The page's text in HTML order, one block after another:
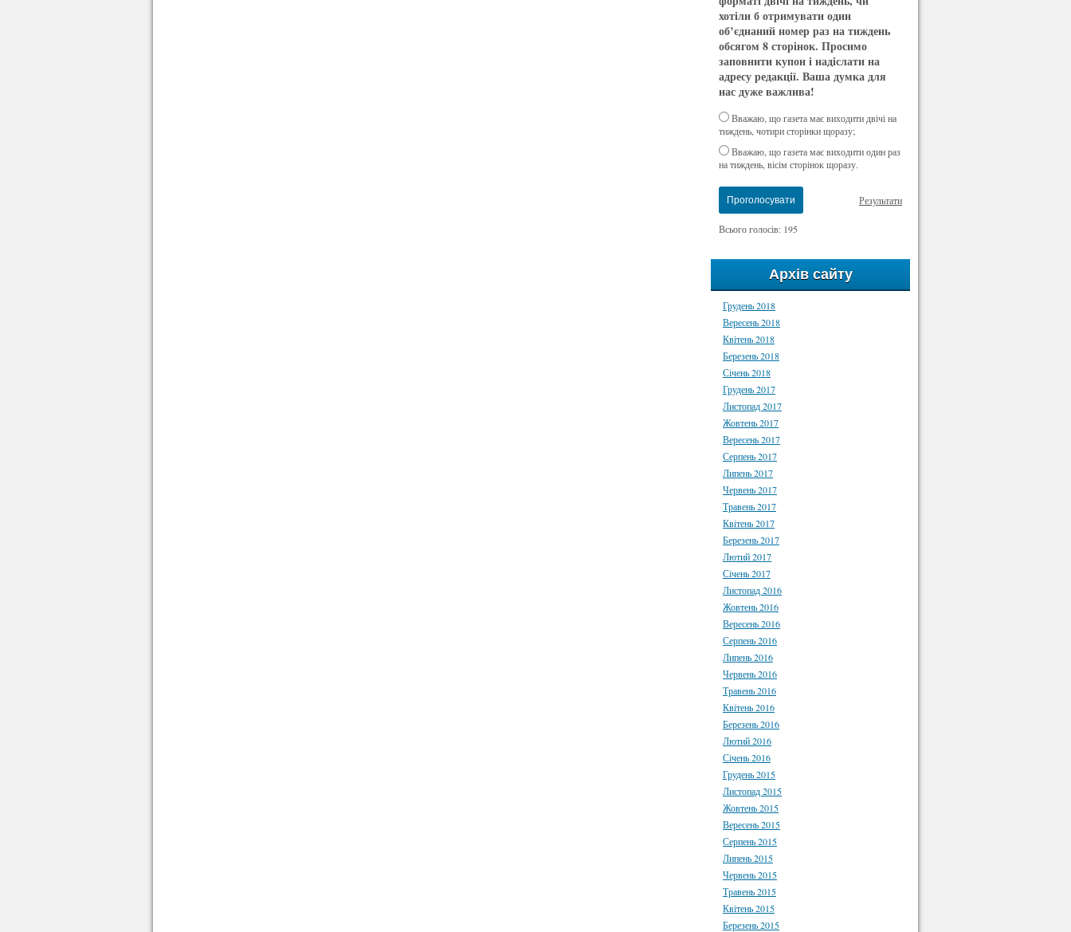
хотіли б отримувати один
об’єднаний номер раз на тиждень
обсягом 8 сторінок. Просимо
заповнити купон і надіслати на
адресу редакції. Ваша думка для
нас дуже важлива!
Вважаю, що газета має виходити двічі на
тиждень, чотири сторінки щоразу;
Вважаю, що газета має виходити один раз
на тиждень, вісім сторінок щоразу.
Проголосувати Результати
Всього голосів: 195
Архів сайту
Грудень 2018
Вересень 2018
Квітень 2018
Березень 2018
Січень 2018
Грудень 2017
Листопад 2017
Жовтень 2017
Вересень 2017
Серпень 2017
Липень 2017
Червень 2017
Травень 2017
Квітень 2017
Березень 2017
Лютий 2017
Січень 2017
Листопад 2016
Жовтень 2016
Вересень 2016
Серпень 2016
Липень 2016
Червень 2016
Травень 2016
Квітень 2016
Березень 2016
Лютий 2016
Січень 2016
Грудень 2015
Листопад 2015
Жовтень 2015
Вересень 2015
Серпень 2015
Липень 2015
Червень 2015
Травень 2015
Квітень 2015
Березень 2015